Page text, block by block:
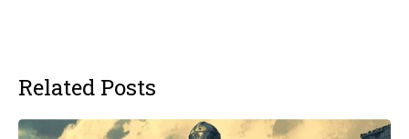
Related Posts